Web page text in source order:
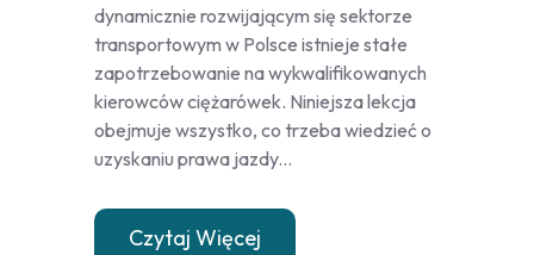
dynamicznie rozwijającym się sektorze
transportowym w Polsce istnieje stałe
zapotrzebowanie na wykwalifikowanych
kierowców ciężarówek. Niniejsza lekcja
obejmuje wszystko, co trzeba wiedzieć o
uzyskaniu prawa jazdy...
Czytaj Więcej